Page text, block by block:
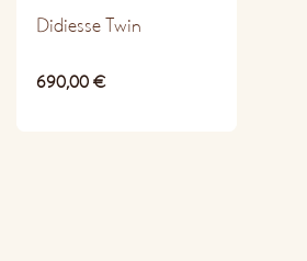
Didiesse Twin
690,00€